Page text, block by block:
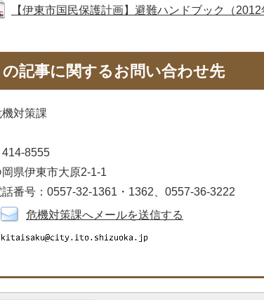
【伊東市国民保護計画】避難ハンドブック（
の記事に関するお問い合わせ先
機対策課
414-8555
岡県伊東市大原2-1-1
話番号：0557-32-1361・1362、0557-36-3222
危機対策課へメールを送信する